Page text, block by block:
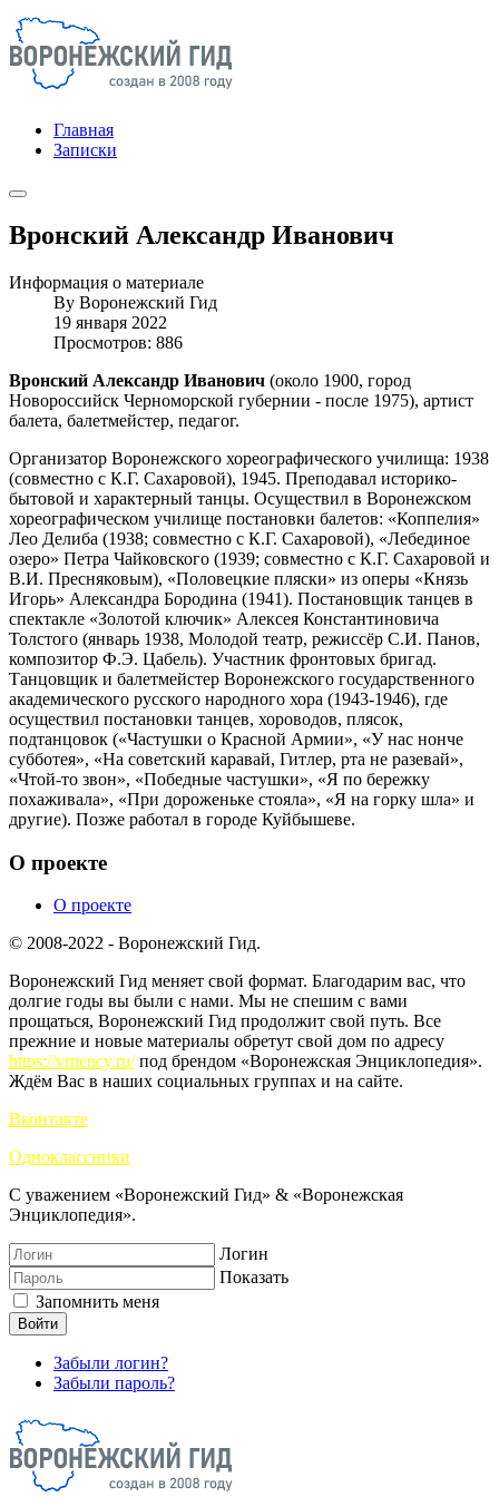
Главная
Записки
Вронский Александр Иванович
Информация о материале
By Воронежский Гид
19 января 2022
Просмотров: 886
Вронский Александр Иванович (около 1900, город
Новороссийск Черноморской губернии - после 1975), артист
балета, балетмейстер, педагог.
Организатор Воронежского хореографического училища: 1938
(совместно с К.Г. Сахаровой), 1945. Преподавал историко-
бытовой и характерный танцы. Осуществил в Воронежском
хореографическом училище постановки балетов: «Коппелия»
Лео Делиба (1938; совместно с К.Г. Сахаровой), «Лебединое
озеро» Петра Чайковского (1939; совместно с К.Г. Сахаровой и
В.И. Пресняковым), «Половецкие пляски» из оперы «Князь
Игорь» Александра Бородина (1941). Постановщик танцев в
спектакле «Золотой ключик» Алексея Константиновича
Толстого (январь 1938, Молодой театр, режиссёр С.И. Панов,
композитор Ф.Э. Цабель). Участник фронтовых бригад.
Танцовщик и балетмейстер Воронежского государственного
академического русского народного хора (1943-1946), где
осуществил постановки танцев, хороводов, плясок,
подтанцовок («Частушки о Красной Армии», «У нас нонче
субботея», «На советский каравай, Гитлер, рта не разевай»,
«Чтой-то звон», «Победные частушки», «Я по бережку
похаживала», «При дороженьке стояла», «Я на горку шла» и
другие). Позже работал в городе Куйбышеве.
О проекте
О проекте
© 2008-2022 - Воронежский Гид.
Воронежский Гид меняет свой формат. Благодарим вас, что
долгие годы вы были с нами. Мы не спешим с вами
прощаться, Воронежский Гид продолжит свой путь. Все
прежние и новые материалы обретут свой дом по адресу
https://vrnency.ru/под брендом «Воронежская Энциклопедия».
Ждём Вас в наших социальных группах и на сайте.
Вконтакте
Одноклассники
С уважением «Воронежский Гид» & «Воронежская
Энциклопедия».
Логин
Показать
Запомнить меня
Войти
Забыли логин?
Забыли пароль?